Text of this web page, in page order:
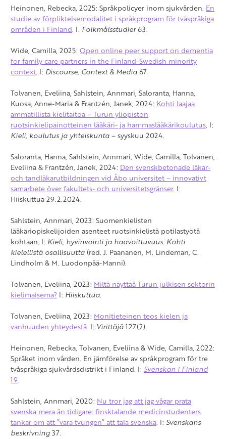
Heinonen, Rebecka, 2025: Språkpolicyer inom sjukvården. En
studie av förpliktelsemodalitet i språkprogram för tvåspråkiga
områden i Finland. I. Folkmålsstudier63.
Wide, Camilla, 2025: Open online peer support on dementia
for family care partners in the Finland-Swedish minority
context. I: Discourse, Context & Media67.
Tolvanen, Eveliina, Sahlstein, Annmari, Saloranta, Hanna,
Kuosa, Anne-Maria & Frantzén, Janek, 2024: Kohti laajaa
ammatillista kielitaitoa – Turun yliopiston
ruotsinkielipainotteinen lääkäri- ja hammaslääkärikoulutus. I:
Kieli, koulutus ja yhteiskunta– syyskuu 2024.
Saloranta, Hanna, Sahlstein, Annmari, Wide, Camilla, Tolvanen,
Eveliina & Frantzén, Janek, 2024: Den svenskbetonade läkar-
och tandläkarutbildningen vid Åbo universitet – innovativt
samarbete över fakultets- och universitetsgränser. I:
Hiiskuttua 29.2.2024.
Sahlstein, Annmari, 2023: Suomenkielisten
lääkäriopiskelijoiden asenteet ruotsinkielistä potilastyötä
kohtaan. I: Kieli, hyvinvointi ja haavoittuvuus: Kohti
kielellistä osallisuutta (red. J. Paananen, M. Lindeman, C.
Lindholm & M. Luodonpää-Manni).
Tolvanen, Eveliina, 2023: Miltä näyttää Turun julkisen sektorin
kielimaisema? I: Hiiskuttua.
Tolvanen, Eveliina, 2023: Monitieteinen teos kielen ja
vanhuuden yhteydestä. I: Virittäjä127(2).
Heinonen, Rebecka, Tolvanen, Eveliina & Wide, Camilla, 2022:
Språket inom vården. En jämförelse av språkprogram för tre
tvåspråkiga sjukvårdsdistrikt i Finland. I: Svenskan i Finland
19.
Sahlstein, Annmari, 2020: Nu tror jag att jag vågar prata
svenska mera än tidigare: finsktalande medicinstudenters
tankar om att ”vara tvungen” att tala svenska. I: Svenskans
beskrivning37.